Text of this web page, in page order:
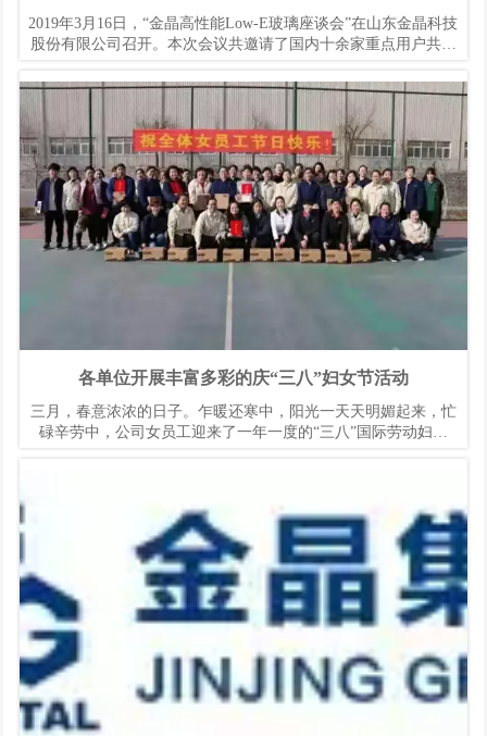
2019年3月16日，“金晶高性能Low-E玻璃座谈会”在山东金晶科技
股份有限公司召开。本次会议共邀请了国内十余家重点用户共二
观、交流、互动等方式，大家围绕着产品开发、市场合作、品牌
建设、技术支持等方面畅所欲言、各抒己见，起到了积极效果和
良好作用！
各单位开展丰富多彩的庆“三八”妇女节活动
三月，春意浓浓的日子。乍暖还寒中，阳光一天天明媚起来，忙
碌辛劳中，公司女员工迎来了一年一度的“三八”国际劳动妇女
彩“三八”节。